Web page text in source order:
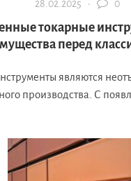
28.02.2025 · 0
токарные
перед
являются
производства. С